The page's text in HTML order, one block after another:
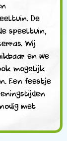
De
speeltuin,
Wij
en we
mogelijk
Een feestje
met